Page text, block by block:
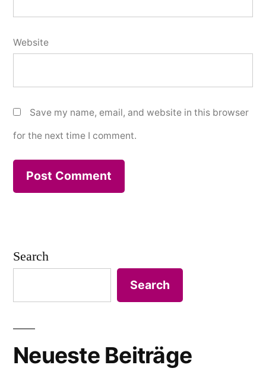
Website
Save my name, email, and website in this browser
for the next time I comment.
Search
Search
Neueste Beiträge